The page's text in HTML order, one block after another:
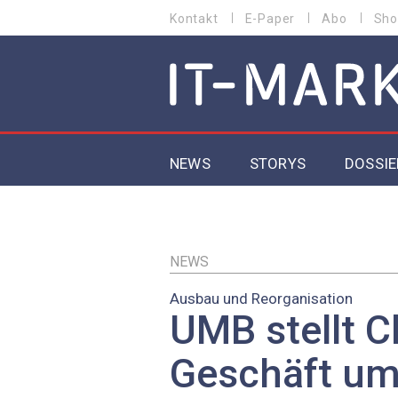
zum
MENU
Kontakt E-Paper Abo
MAIN NAVIGATION
NEWS STORYS
EU-
NEWS
Ausbau und Reorganisation
UMB stellt
Geschäft